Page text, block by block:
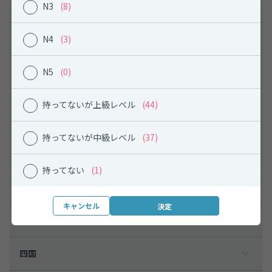
N3 (8)
N4 (3)
N5 (0)
持ってないが上級レベル (44)
持ってないが中級レベル (37)
持ってない (1)
キャンセル
勤務地から探す
北海道
東北
関東
中部
四国